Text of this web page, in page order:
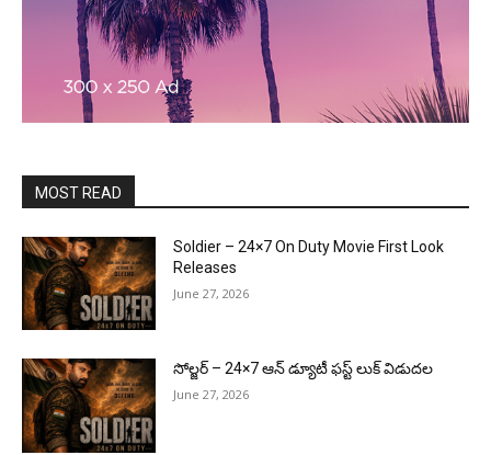
MOST READ
Soldier – 24×7 On Duty Movie First Look
Releases
June 27, 2026
సోల్జర్ – 24×7 ఆన్ డ్యూటీ ఫస్ట్ లుక్ విడుదల
June 27, 2026